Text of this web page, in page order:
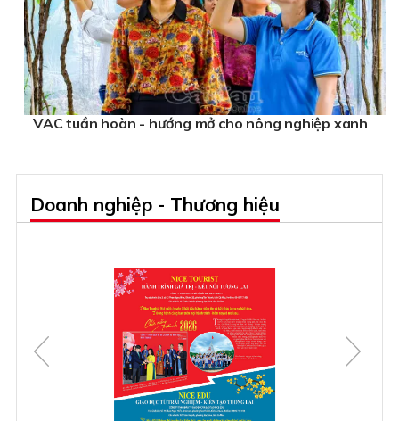
VAC tuần hoàn - hướng mở cho nông nghiệp xanh
Doanh nghiệp - Thương hiệu